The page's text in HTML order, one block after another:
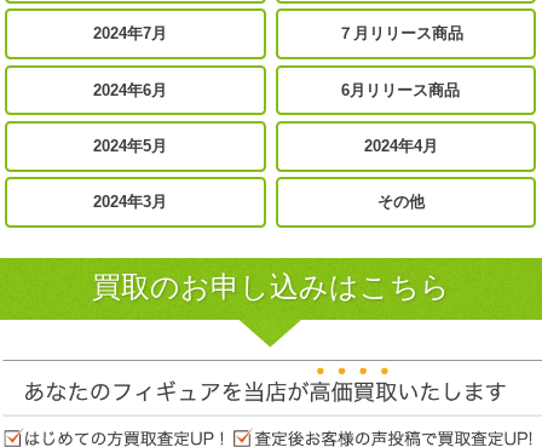
2024年7月 ７月リリース商品
2024年6月 6月リリース商品
2024年5月 2024年4月
2024年3月 その他
買取のお申し込みはこちら